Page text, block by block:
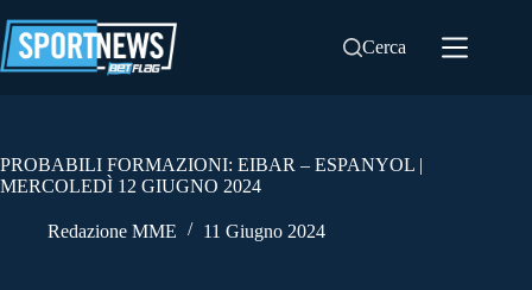
al
contenuto
Cerca
PROBABILI FORMAZIONI: EIBAR – ESPANYOL |
MERCOLEDÌ 12 GIUGNO 2024
Redazione MME 11 Giugno 2024